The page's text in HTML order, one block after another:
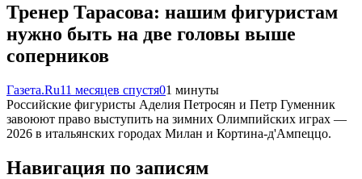
Тренер Тарасова: нашим фигуристам
нужно быть на две головы выше
соперников
Газета.Ru11 месяцев спустя01 минуты
Российские фигуристы Аделия Петросян и Петр Гуменник
завоюют право выступить на зимних Олимпийских играх —
2026 в итальянских городах Милан и Кортина-д'Ампеццо.
Навигация по записям